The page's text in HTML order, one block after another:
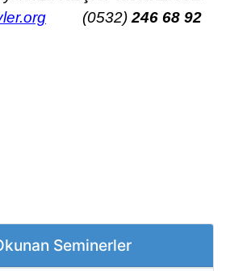
(0532) 246 68 92
Seminerler